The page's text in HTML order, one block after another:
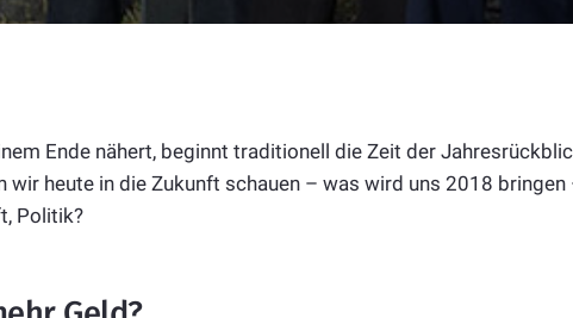
Ende nähert, beginnt traditionell die Zeit der
wir heute in die Zukunft schauen – was wird uns 2018 bringen
Politik?